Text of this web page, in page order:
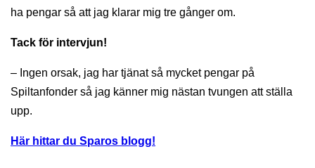
ha pengar så att jag klarar mig tre gånger om.
Tack för intervjun!
– Ingen orsak, jag har tjänat så mycket pengar på
Spiltanfonder så jag känner mig nästan tvungen att ställa
upp.
Här hittar du Sparos blogg!